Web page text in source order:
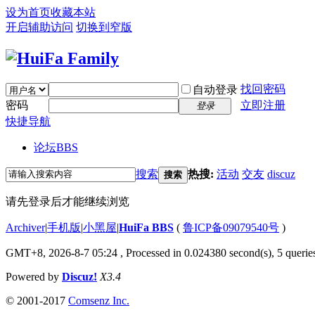
设为首页收藏本站
开启辅助访问 切换到窄版
自动登录 找回密码
密码
登录
立即注册
快捷导航
论坛BBS
搜索 搜索 热搜: 活动 交友 discuz
请先登录后才能继续浏览
Archiver|手机版|小黑屋|HuiFa BBS ( 鲁ICP备09079540号 )
GMT+8, 2026-8-7 05:24 , Processed in 0.024380 second(s), 5
Powered by Discuz! X3.4
© 2001-2017 Comsenz Inc.